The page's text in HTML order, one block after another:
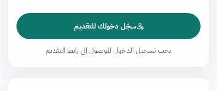
سجّل دخولك للتقديم
يجب تسجيل الدخول للوصول إلى رابط التقديم